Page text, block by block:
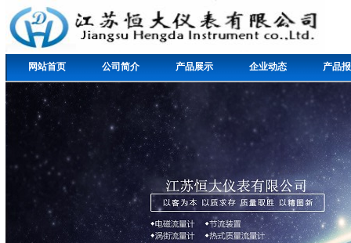
网站首页 公司简介 产品展示 企业动态 产品